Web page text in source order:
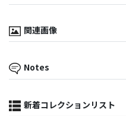
関連画像
Notes
新着コレクションリスト